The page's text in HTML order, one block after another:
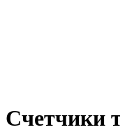
Счетчики